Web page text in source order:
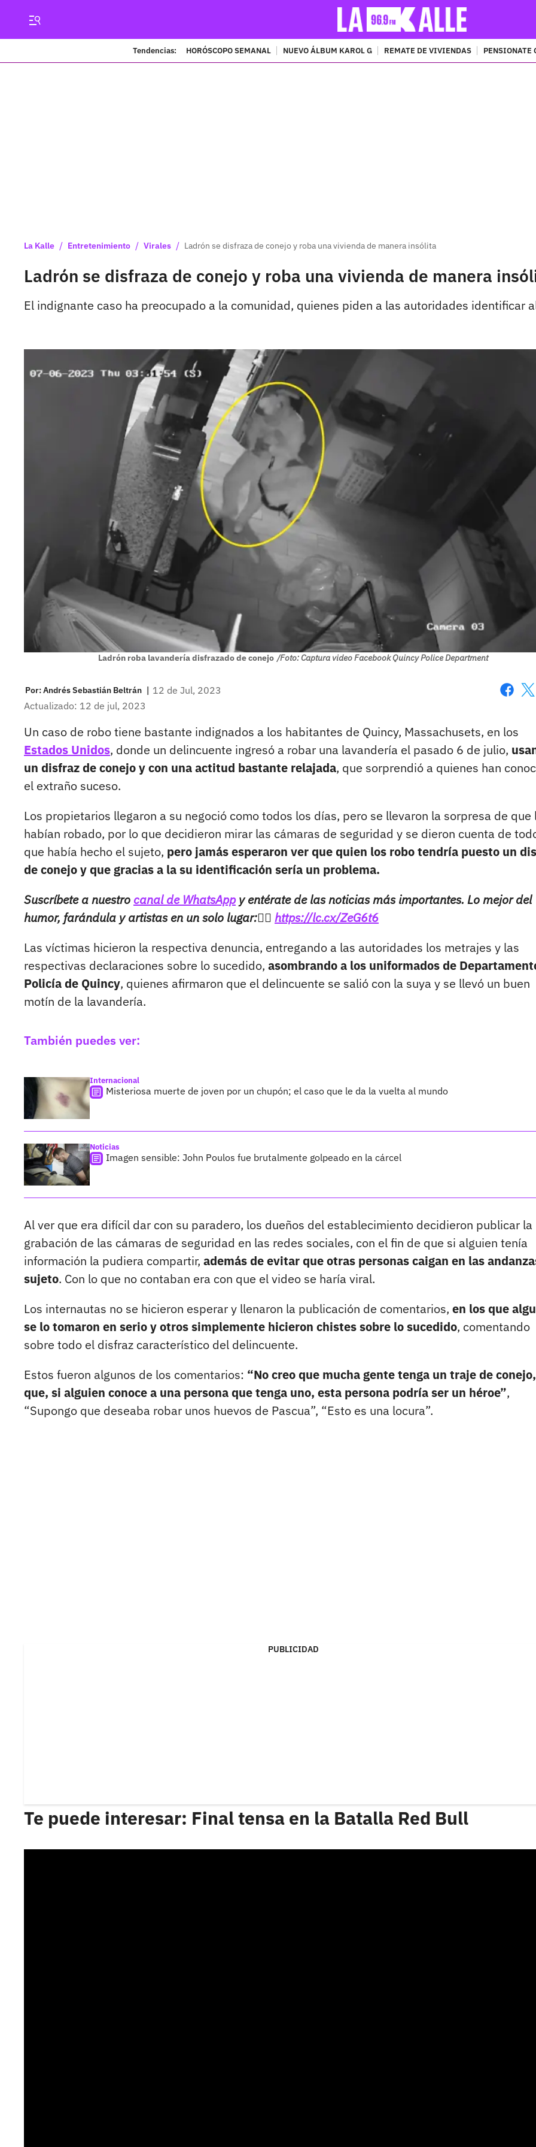
Tendencias: HORÓSCOPO SEMANAL NUEVO ÁLBUM KAROL G REMATE DE VIVIENDAS PENSIONATE
La Kalle / Entretenimiento / Virales / Ladrón se disfraza de conejo y roba una vivienda de manera insólita
Ladrón se disfraza de conejo y roba una vivienda de manera
El indignante caso ha preocupado a la comunidad, quienes piden a las autoridades identificar
Ladrón roba lavandería disfrazado de conejo /Foto: Captura video Facebook Quincy Police Department
Por:Andrés Sebastián Beltrán | 12 de Jul, 2023
Actualizado: 12 de jul, 2023
Un caso de robo tiene bastante indignados a los habitantes de Quincy, Massachusets, en los
Estados Unidos, donde un delincuente ingresó a robar una lavandería el pasado 6 de julio,
un disfraz de conejo y con una actitud bastante relajada, que sorprendió a quienes han
el extraño suceso.
Los propietarios llegaron a su negoció como todos los días, pero se llevaron la sorpresa de que
habían robado, por lo que decidieron mirar las cámaras de seguridad y se dieron cuenta de
que había hecho el sujeto, pero jamás esperaron ver que quien los robo tendría puesto un
de conejo y que gracias a la su identificación sería un problema.
Suscríbete a nuestro canal de WhatsAppy entérate de las noticias más importantes. Lo mejor del
humor, farándula y artistas en un solo lugar:👉🏻 https://lc.cx/ZeG6t6
Las víctimas hicieron la respectiva denuncia, entregando a las autoridades los metrajes y las
respectivas declaraciones sobre lo sucedido, asombrando a los uniformados de
Policía de Quincy, quienes afirmaron que el delincuente se salió con la suya y se llevó un buen
motín de la lavandería.
También puedes ver:
Internacional
Misteriosa muerte de joven por un chupón; el caso que le da la vuelta al mundo
Noticias
Imagen sensible: John Poulos fue brutalmente golpeado en la cárcel
Al ver que era difícil dar con su paradero, los dueños del establecimiento decidieron publicar la
grabación de las cámaras de seguridad en las redes sociales, con el fin de que si alguien tenía
información la pudiera compartir, además de evitar que otras personas caigan en las
sujeto. Con lo que no contaban era con que el video se haría viral.
Los internautas no se hicieron esperar y llenaron la publicación de comentarios, en los que
se lo tomaron en serio y otros simplemente hicieron chistes sobre lo sucedido, comentando
sobre todo el disfraz característico del delincuente.
Estos fueron algunos de los comentarios: “No creo que mucha gente tenga un traje de
que, si alguien conoce a una persona que tenga uno, esta persona podría ser un héroe”,
“Supongo que deseaba robar unos huevos de Pascua”, “Esto es una locura”.
PUBLICIDAD
Te puede interesar: Final tensa en la Batalla Red Bull